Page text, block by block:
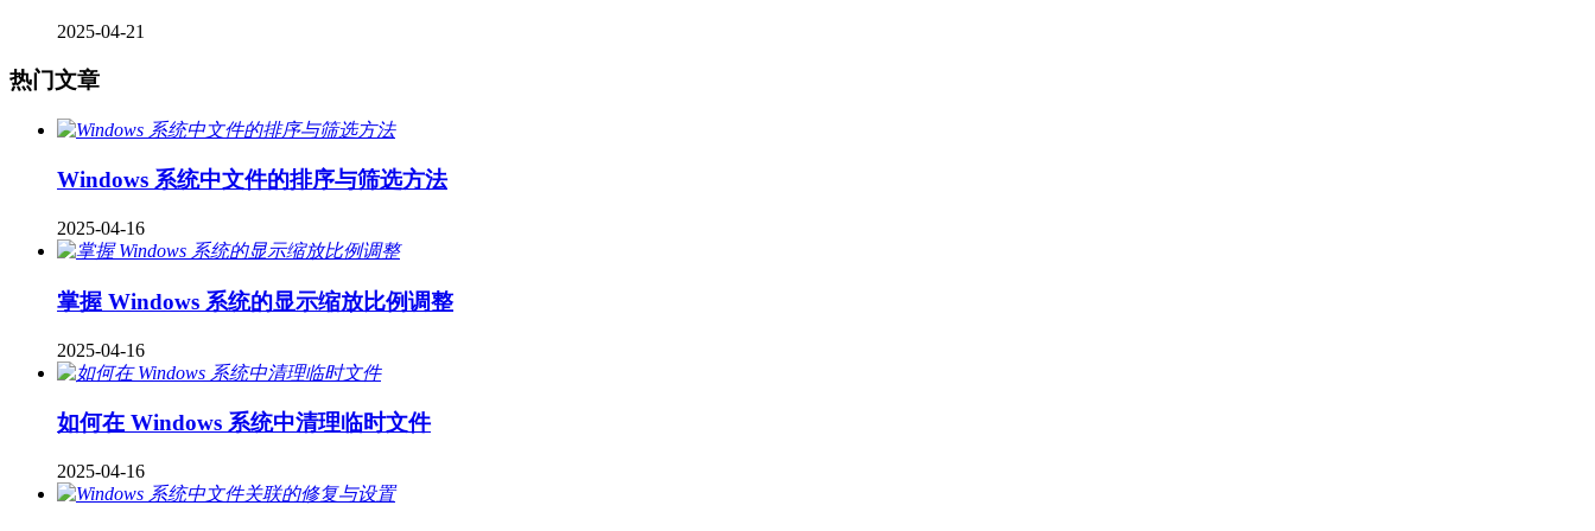
2025-04-21
热门文章
Windows 系统中文件的排序与筛选方法
2025-04-16
掌握 Windows 系统的显示缩放比例调整
2025-04-16
如何在 Windows 系统中清理临时文件
2025-04-16